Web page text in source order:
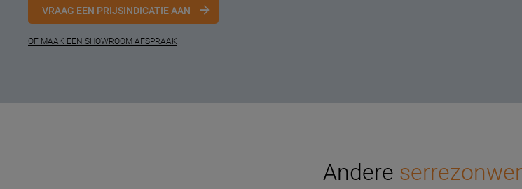
VRAAG EEN PRIJSINDICATIE AAN
OF MAAK EEN SHOWROOM AFSPRAAK
Andere